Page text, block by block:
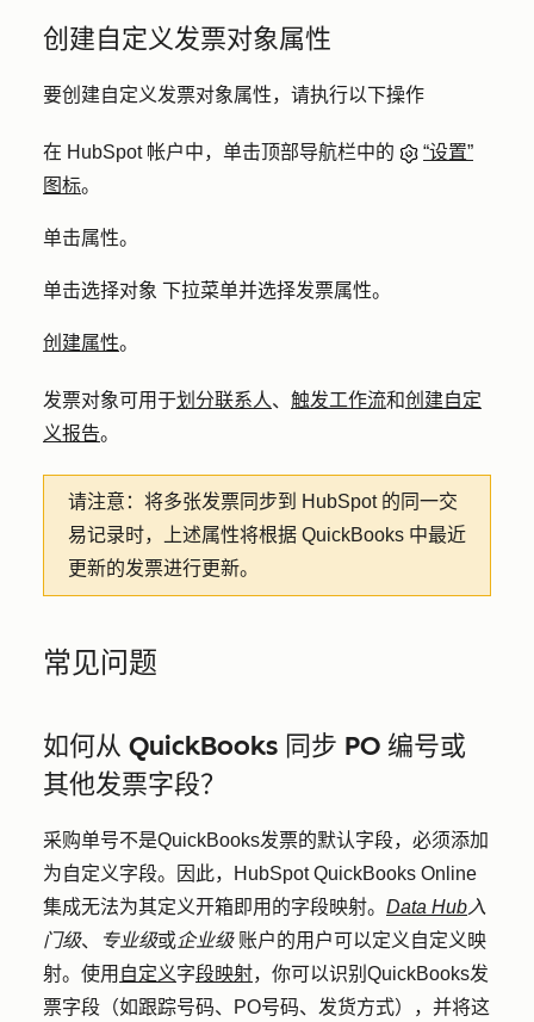
创建自定义发票对象属性
要创建自定义发票对象属性，请执行以下操作
在 HubSpot 帐户中，单击顶部导航栏中的
“设置”
图标。
单击属性。
单击选择对象 下拉菜单并选择发票属性。
创建属性。
发票对象可用于划分联系人、 触发工作流和创建自定
义报告。
请注意： 将多张发票同步到 HubSpot 的同一交
易记录时，上述属性将根据 QuickBooks 中最近
更新的发票进行更新。
常见问题
如何从 QuickBooks 同步 PO 编号或
其他发票字段？
采购单号不是QuickBooks发票的默认字段，必须添加
为自定义字段。因此，HubSpot QuickBooks Online
集成无法为其定义开箱即用的字段映射。 Data Hub入
门级、 专业级或企业级 账户的用户可以定义自定义映
射。使用 自定义字段映射，你可以识别QuickBooks发
票字段（如跟踪号码、PO号码、发货方式），并将这